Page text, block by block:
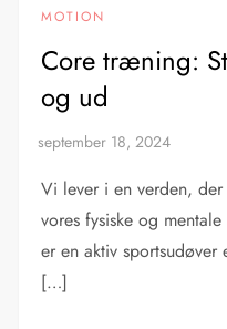
MOTION
Core træning:
og ud
Vi lever i en verden,
vores fysiske og
er en aktiv
[…]